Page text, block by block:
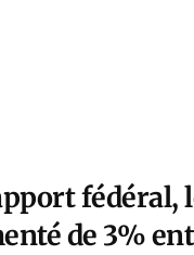
fédéral,
de 3%